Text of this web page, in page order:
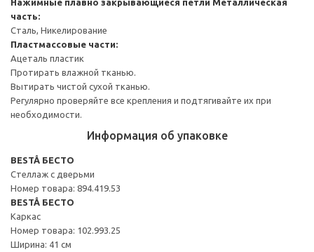
часть:
Сталь, Никелирование
Пластмассовые части:
Ацеталь пластик
Протирать влажной тканью.
Вытирать чистой сухой тканью.
Регулярно проверяйте все крепления и подтягивайте их при
необходимости.
Информация об упаковке
BESTÅ БЕСТО
Стеллаж с дверьми
Номер товара: 894.419.53
BESTÅ БЕСТО
Каркас
Номер товара: 102.993.25
Ширина: 41 см